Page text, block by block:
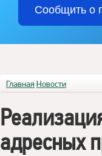
Сообщить о
Главная Новости
адресных